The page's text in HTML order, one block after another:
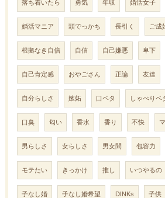
落ち着いたら 勇気 年収 婚活女子
婚活マニア 頭でっかち 長引く ご成
根拠なき自信 自信 自己嫌悪 卑下
自己肯定感 おやごさん 正論 友達
自分らしさ 嫉妬 口ベタ しゃべりベ
口臭 匂い 香水 香り 不快
男らしさ 女らしさ 男女間 包容力
モテたい きっかけ 推し いつやるの
子なし婚 子なし婚希望 DINKs 子供